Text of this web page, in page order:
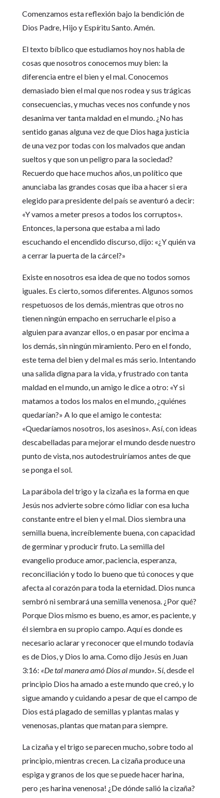
Comenzamos esta reflexión bajo la bendición de
Dios Padre, Hijo y Espíritu Santo. Amén.
El texto bíblico que estudiamos hoy nos habla de
cosas que nosotros conocemos muy bien: la
diferencia entre el bien y el mal. Conocemos
demasiado bien el mal que nos rodea y sus trágicas
consecuencias, y muchas veces nos confunde y nos
desanima ver tanta maldad en el mundo. ¿No has
sentido ganas alguna vez de que Dios haga justicia
de una vez por todas con los malvados que andan
sueltos y que son un peligro para la sociedad?
Recuerdo que hace muchos años, un político que
anunciaba las grandes cosas que iba a hacer si era
elegido para presidente del país se aventuró a decir:
«Y vamos a meter presos a todos los corruptos».
Entonces, la persona que estaba a mi lado
escuchando el encendido discurso, dijo: «¿Y quién va
a cerrar la puerta de la cárcel?»
Existe en nosotros esa idea de que no todos somos
iguales. Es cierto, somos diferentes. Algunos somos
respetuosos de los demás, mientras que otros no
tienen ningún empacho en serrucharle el piso a
alguien para avanzar ellos, o en pasar por encima a
los demás, sin ningún miramiento. Pero en el fondo,
este tema del bien y del mal es más serio. Intentando
una salida digna para la vida, y frustrado con tanta
maldad en el mundo, un amigo le dice a otro: «Y si
matamos a todos los malos en el mundo, ¿quiénes
quedarían?» A lo que el amigo le contesta:
«Quedaríamos nosotros, los asesinos». Así, con ideas
descabelladas para mejorar el mundo desde nuestro
punto de vista, nos autodestruiríamos antes de que
se ponga el sol.
La parábola del trigo y la cizaña es la forma en que
Jesús nos advierte sobre cómo lidiar con esa lucha
constante entre el bien y el mal. Dios siembra una
semilla buena, increíblemente buena, con capacidad
de germinar y producir fruto. La semilla del
evangelio produce amor, paciencia, esperanza,
reconciliación y todo lo bueno que tú conoces y que
afecta al corazón para toda la eternidad. Dios nunca
sembró ni sembrará una semilla venenosa. ¿Por qué?
Porque Dios mismo es bueno, es amor, es paciente, y
él siembra en su propio campo. Aquí es donde es
necesario aclarar y reconocer que el mundo todavía
es de Dios, y Dios lo ama. Como dijo Jesús en Juan
3:16: «De tal manera amó Dios al mundo». Sí, desde el
principio Dios ha amado a este mundo que creó, y lo
sigue amando y cuidando a pesar de que el campo de
Dios está plagado de semillas y plantas malas y
venenosas, plantas que matan para siempre.
La cizaña y el trigo se parecen mucho, sobre todo al
principio, mientras crecen. La cizaña produce una
espiga y granos de los que se puede hacer harina,
pero ¡es harina venenosa! ¿De dónde salió la cizaña?